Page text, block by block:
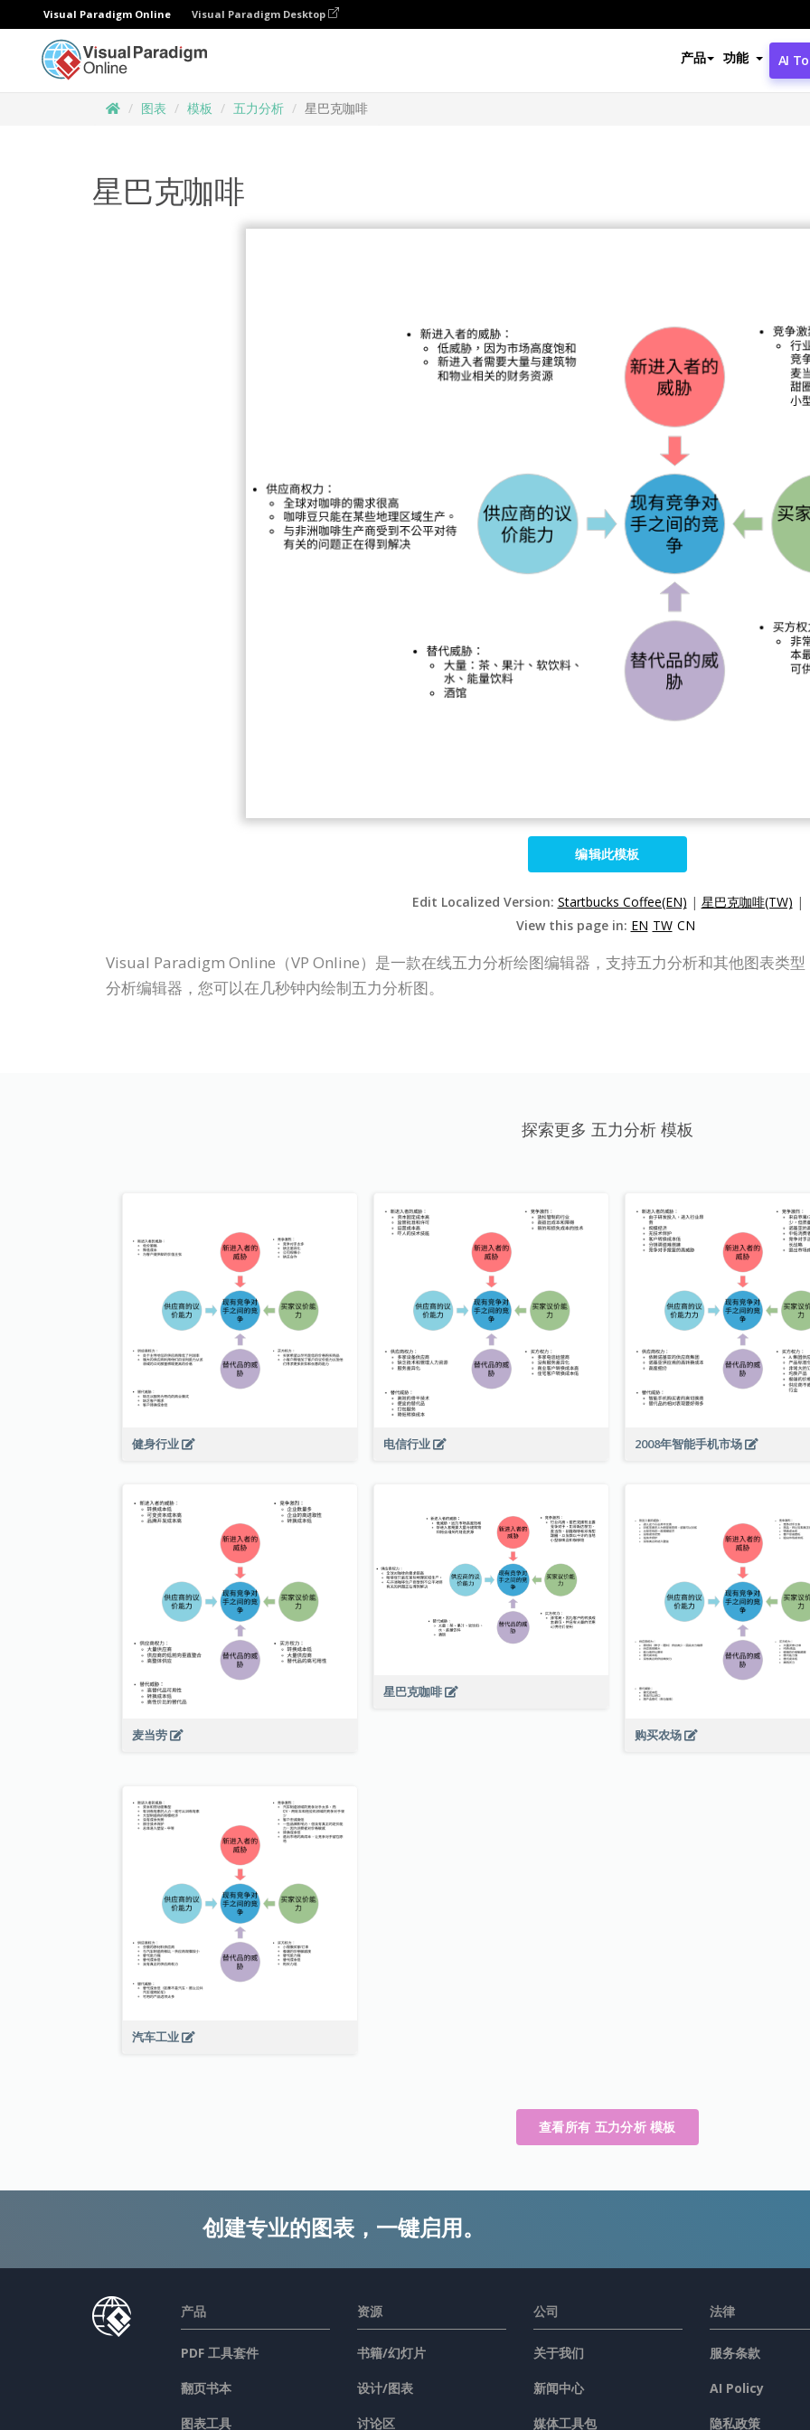
Visual Paradigm Online Visual Paradigm Desktop
产品 功能 AI
图表 模板 五力分析 星巴克咖啡
星巴克咖啡
编辑此模板
Edit Localized Version: Startbucks Coffee(EN) | 星巴克咖啡(TW) |
View this page in: EN TW CN
Visual Paradigm Online（VP Online）是一款在线五力分析绘图编辑器，支持五力分析和其他图表类
分析编辑器，您可以在几秒钟内绘制五力分析图。
探索更多 五力分析 模板
健身行业 电信行业 2008年智能手机市场
麦当劳
星巴克咖啡
购买农场
汽车工业
查看所有 五力分析 模板
创建专业的图表，一键启用。
产品
PDF 工具套件
翻页书本
图表工具
资源
书籍/幻灯片
设计/图表
讨论区
公司
关于我们
新闻中心
媒体工具包
法律
服务条款
AI Policy
隐私政策